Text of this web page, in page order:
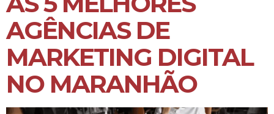
AGÊNCIAS DE
MARKETING DIGITAL
NO MARANHÃO